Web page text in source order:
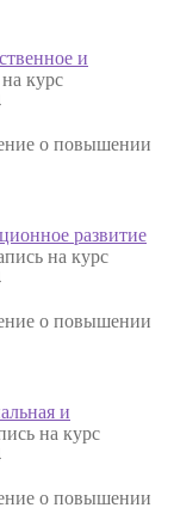
и
курс
о повышении
развитие
на курс
о повышении
и
на курс
о повышении